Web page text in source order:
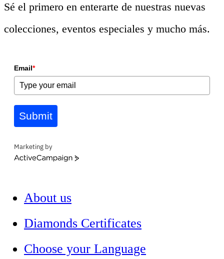
Sé el primero en enterarte de nuestras nuevas
colecciones, eventos especiales y mucho más.
Email*
Submit
Marketing by
ActiveCampaign
About us
Diamonds Certificates
Choose your Language